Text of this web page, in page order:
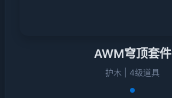
AWM穹顶套件
护木 | 4级道具